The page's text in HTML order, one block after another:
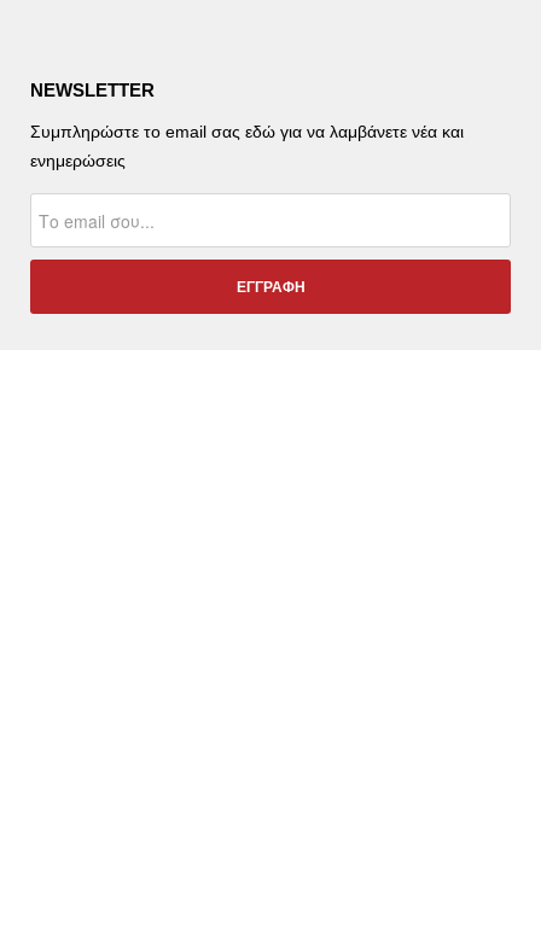
NEWSLETTER
Συμπληρώστε το email σας εδώ για να λαμβάνετε νέα και
ενημερώσεις